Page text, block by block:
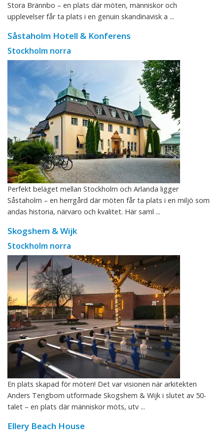
Stora Brännbo – en plats där möten, människor och
upplevelser får ta plats i en genuin skandinavisk a ...
Såstaholm Hotell & Konferens
Stockholm norra
Perfekt beläget mellan Stockholm och Arlanda ligger
Såstaholm – en herrgård där möten får ta plats i en miljö som
andas historia, närvaro och kvalitet. Här saml ...
Skogshem & Wijk
Stockholm norra
En plats skapad för möten! Det var visionen när arkitekten
Anders Tengbom utformade Skogshem & Wijk i slutet av 50-
talet – en plats där människor möts, utv ...
Ellery Beach House